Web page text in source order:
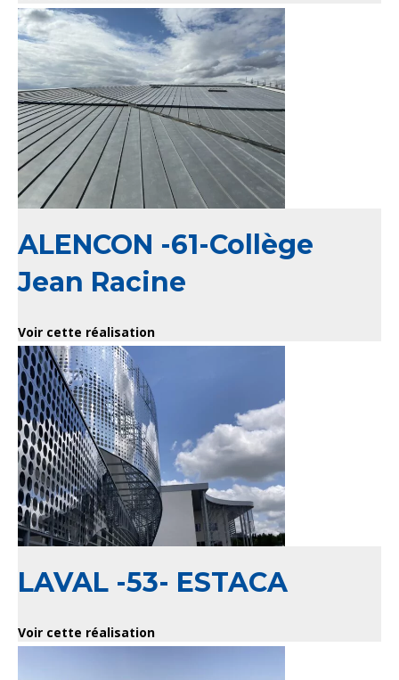
ALENCON -61-Collège
Jean Racine
Voir cette réalisation
LAVAL -53- ESTACA
Voir cette réalisation